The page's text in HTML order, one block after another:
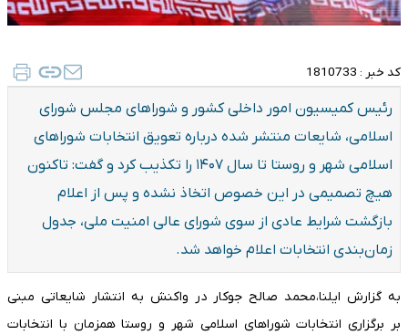
کد خبر : 1810733
رئیس کمیسیون امور داخلی کشور و شوراهای مجلس شورای
اسلامی، شایعات منتشر شده درباره تعویق انتخابات شوراهای
اسلامی شهر و روستا تا سال ۱۴۰۷ را تکذیب کرد و گفت: تاکنون
هیچ تصمیمی در این خصوص اتخاذ نشده و پس از اعلام
بازگشت شرایط عادی از سوی شورای عالی امنیت ملی، جدول
زمان‌بندی انتخابات اعلام خواهد شد.
به گزارش ایلنا،محمد صالح جوکار در واکنش به انتشار شایعاتی مبنی
بر برگزاری انتخابات شوراهای اسلامی شهر و روستا همزمان با انتخابات